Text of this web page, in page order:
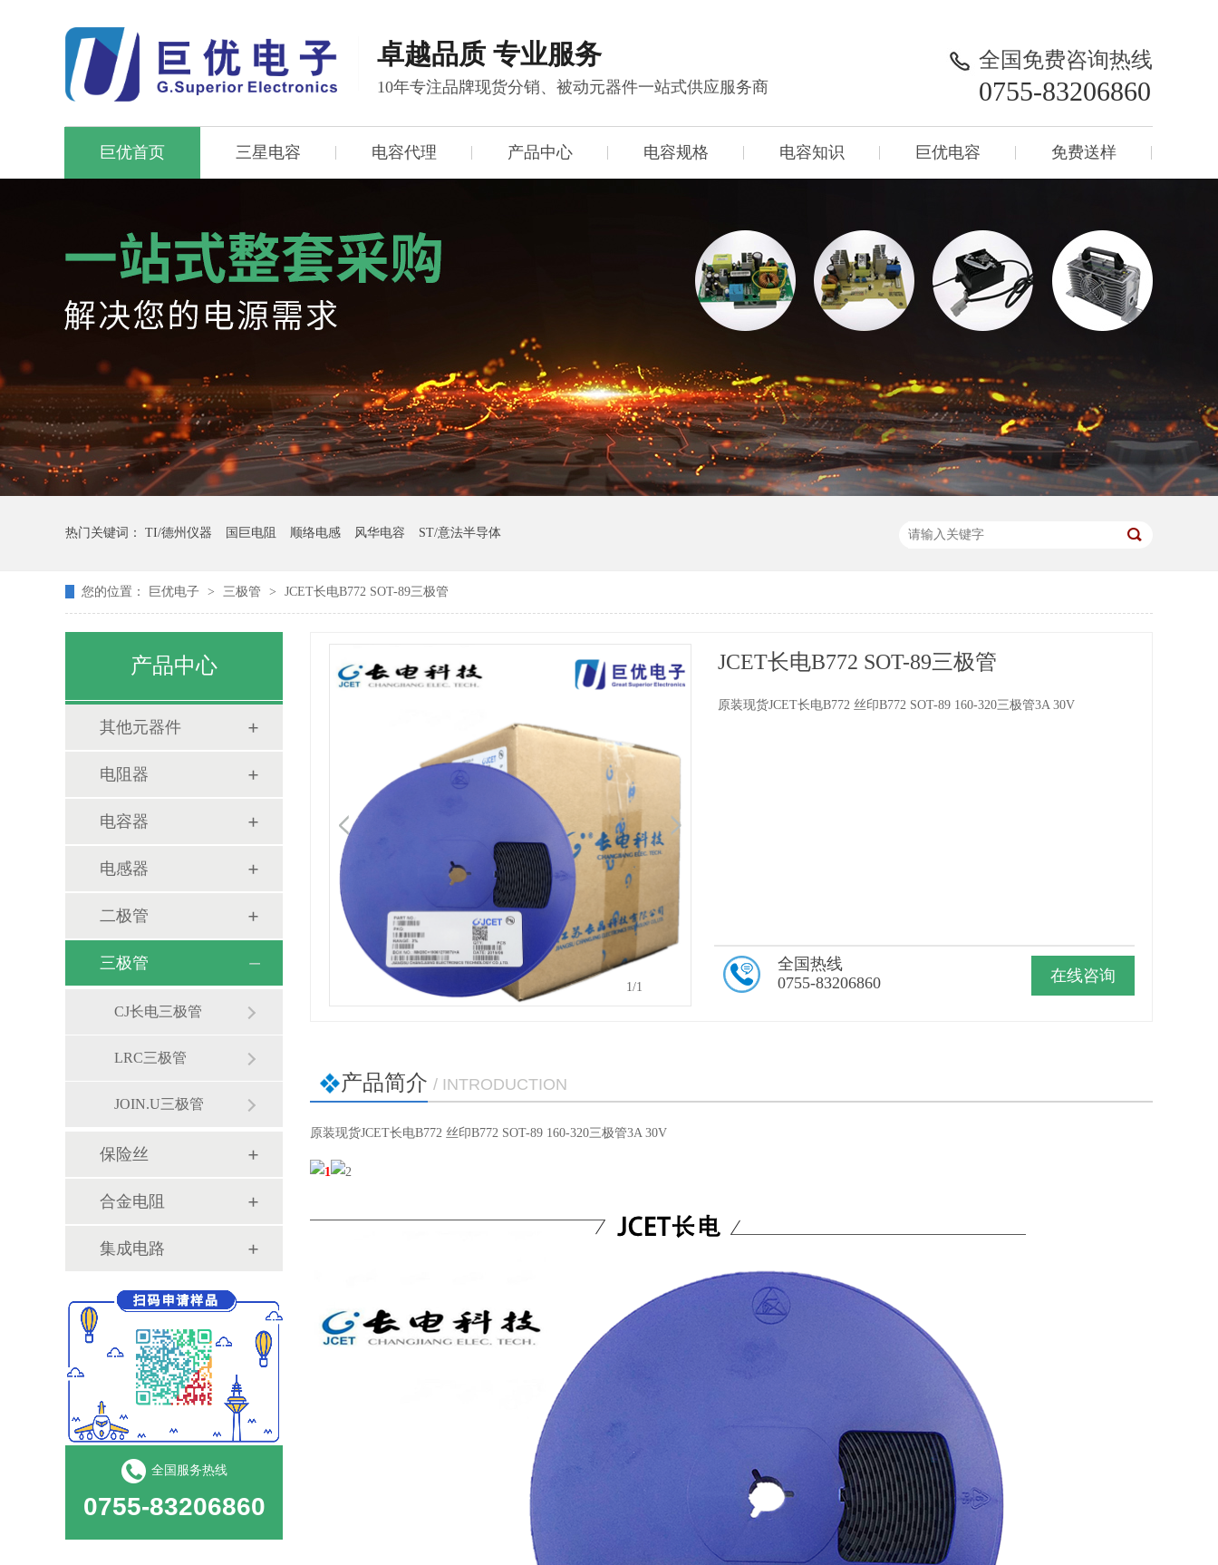
卓越品质 专业服务
10年专注品牌现货分销、被动元器件一站式供应服务商
全国免费咨询热线
0755-83206860
巨优首页 三星电容 电容代理 产品中心 电容规格 电容知识 巨优电容 免费送样
热门关键词： TI/德州仪器 国巨电阻 顺络电感 风华电容 ST/意法半导体
您的位置： 巨优电子 > 三极管 > JCET长电B772 SOT-89三极管
产品中心
其他元器件
电阻器
电容器
电感器
二极管
三极管
CJ长电三极管
LRC三极管
JOIN.U三极管
保险丝
合金电阻
集成电路
全国服务热线
0755-83206860
1/1
JCET长电B772 SOT-89三极管
原装现货JCET长电B772 丝印B772 SOT-89 160-320三极管3A 30V
在线咨询
全国热线
0755-83206860
产品简介 / INTRODUCTION
原装现货JCET长电B772 丝印B772 SOT-89 160-320三极管3A 30V